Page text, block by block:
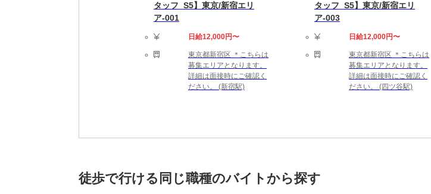
◆職場の環境：【たばこ：禁煙】
【応募資格】
監視系ミドルウェアの構築経験
サーバの詳細設計を一人称で対応可能な方
Linuxサーバの詳細設計の経験がある方
※雇用元は株式会社スタッフサービスです。
タッフ_S5】東京/新宿エリ
ア-001
日給12,000円〜
東京都新宿区 ＊こちらは
募集エリアとなります。
詳細は面接時にご確認く
ださい。 (新宿駅)
タッフ_S5】東京/新宿エリ
ア-003
日給12,000円〜
東京都新宿区 ＊こちらは
募集エリアとなります。
詳細は面接時にご確認く
ださい。 (四ツ谷駅)
徒歩で行ける同じ職種のバイトから探す